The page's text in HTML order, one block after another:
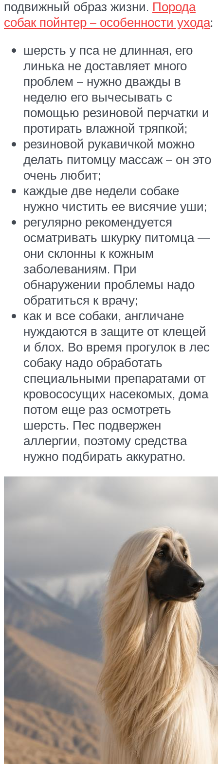
подвижный образ жизни. Порода
собак пойнтер – особенности ухода:
шерсть у пса не длинная, его
линька не доставляет много
проблем – нужно дважды в
неделю его вычесывать с
помощью резиновой перчатки и
протирать влажной тряпкой;
резиновой рукавичкой можно
делать питомцу массаж – он это
очень любит;
каждые две недели собаке
нужно чистить ее висячие уши;
регулярно рекомендуется
осматривать шкурку питомца —
они склонны к кожным
заболеваниям. При
обнаружении проблемы надо
обратиться к врачу;
как и все собаки, англичане
нуждаются в защите от клещей
и блох. Во время прогулок в лес
собаку надо обработать
специальными препаратами от
кровососущих насекомых, дома
потом еще раз осмотреть
шерсть. Пес подвержен
аллергии, поэтому средства
нужно подбирать аккуратно.